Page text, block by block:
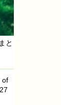
と
of